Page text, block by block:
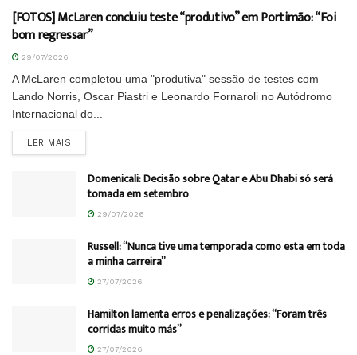
[FOTOS] McLaren concluiu teste “produtivo” em Portimão: “Foi
bom regressar”
29/07/2026
A McLaren completou uma "produtiva" sessão de testes com
Lando Norris, Oscar Piastri e Leonardo Fornaroli no Autódromo
Internacional do...
LER MAIS
Domenicali: Decisão sobre Qatar e Abu Dhabi só será
tomada em setembro
29/07/2026
Russell: “Nunca tive uma temporada como esta em toda
a minha carreira”
27/07/2026
Hamilton lamenta erros e penalizações: “Foram três
corridas muito más”
27/07/2026